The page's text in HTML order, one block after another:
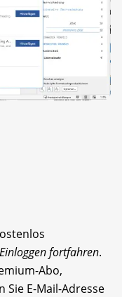
fortfahren.
Abo,
Sie E-Mail-Adresse